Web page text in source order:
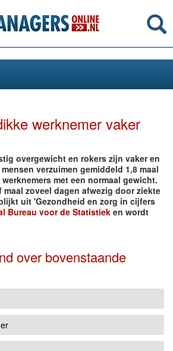
werknemer vaker
overgewicht en rokers zijn vaker en
verzuimen gemiddeld 1,8 maal
met een normaal gewicht.
maal zoveel dagen afwezig door ziekte
uit 'Gezondheid en zorg in cijfers
Bureau voor de Statistiek en wordt
over bovenstaande